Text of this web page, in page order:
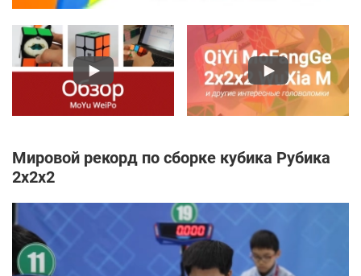
Мировой рекорд по сборке кубика Рубика
2x2x2